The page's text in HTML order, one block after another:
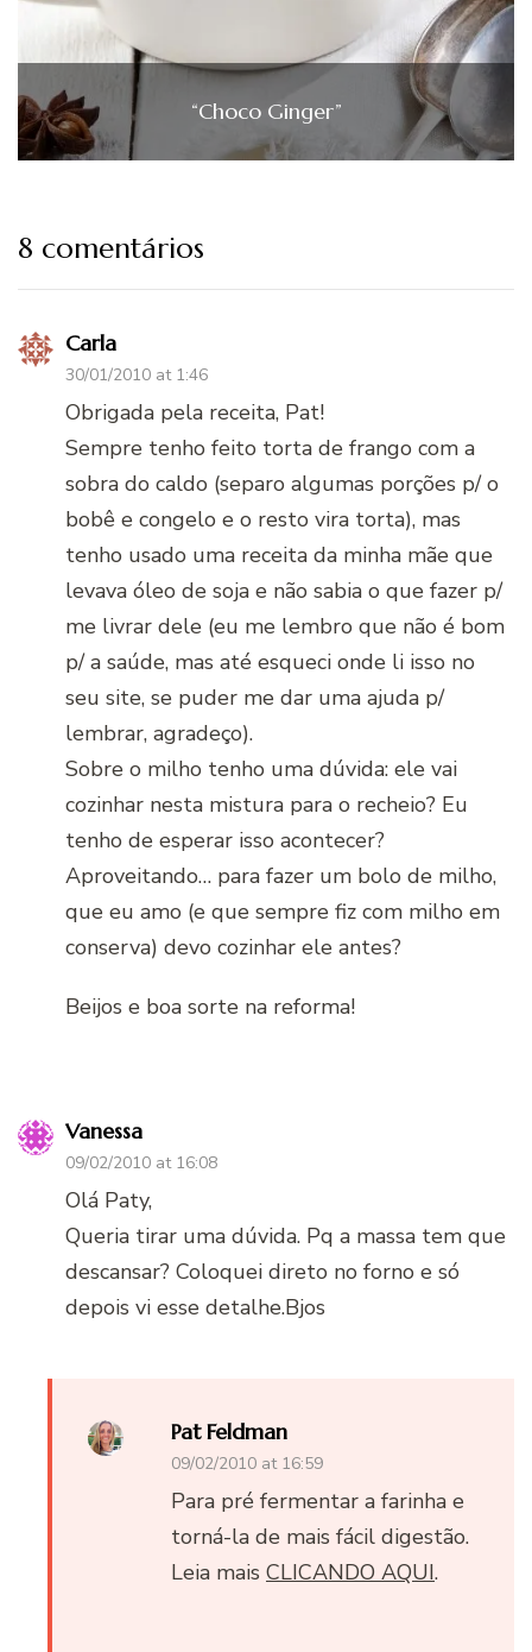
“Choco Ginger”
8 comentários
Carla
30/01/2010 at 1:46
Obrigada pela receita, Pat!
Sempre tenho feito torta de frango com a
sobra do caldo (separo algumas porções p/ o
bobê e congelo e o resto vira torta), mas
tenho usado uma receita da minha mãe que
levava óleo de soja e não sabia o que fazer p/
me livrar dele (eu me lembro que não é bom
p/ a saúde, mas até esqueci onde li isso no
seu site, se puder me dar uma ajuda p/
lembrar, agradeço).
Sobre o milho tenho uma dúvida: ele vai
cozinhar nesta mistura para o recheio? Eu
tenho de esperar isso acontecer?
Aproveitando… para fazer um bolo de milho,
que eu amo (e que sempre fiz com milho em
conserva) devo cozinhar ele antes?
Beijos e boa sorte na reforma!
Vanessa
09/02/2010 at 16:08
Olá Paty,
Queria tirar uma dúvida. Pq a massa tem que
descansar? Coloquei direto no forno e só
depois vi esse detalhe.Bjos
Pat Feldman
09/02/2010 at 16:59
Para pré fermentar a farinha e
torná-la de mais fácil digestão.
Leia mais CLICANDO AQUI.